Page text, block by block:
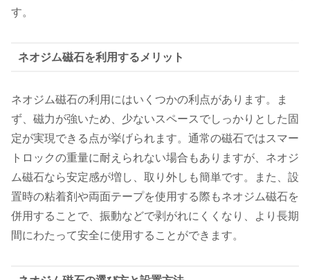
す。
ネオジム磁石を利用するメリット
ネオジム磁石の利用にはいくつかの利点があります。ま
ず、磁力が強いため、少ないスペースでしっかりとした固
定が実現できる点が挙げられます。通常の磁石ではスマー
トロックの重量に耐えられない場合もありますが、ネオジ
ム磁石なら安定感が増し、取り外しも簡単です。また、設
置時の粘着剤や両面テープを使用する際もネオジム磁石を
併用することで、振動などで剥がれにくくなり、より長期
間にわたって安全に使用することができます。